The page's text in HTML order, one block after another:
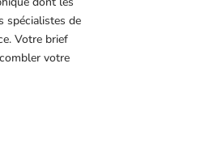
spécialistes de
Votre brief
votre